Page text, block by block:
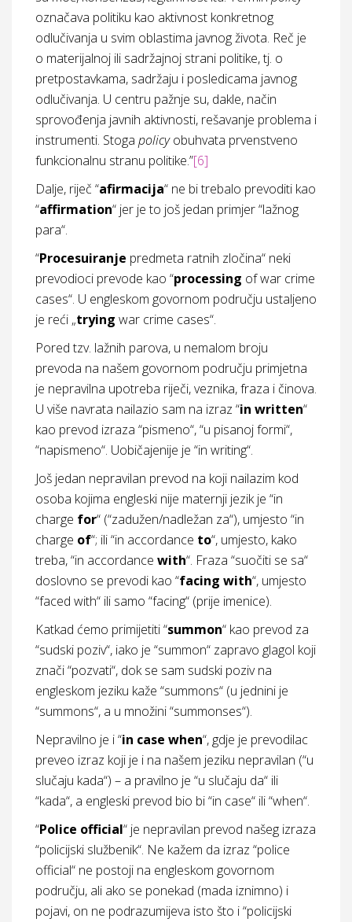
označava politiku kao aktivnost konkretnog
odlučivanja u svim oblastima javnog života. Reč je
o materijalnoj ili sadržajnoj strani politike, tj. o
pretpostavkama, sadržaju i posledicama javnog
odlučivanja. U centru pažnje su, dakle, način
sprovođenja javnih aktivnosti, rešavanje problema i
instrumenti. Stoga policyobuhvata prvenstveno
funkcionalnu stranu politike.”[6]
Dalje, riječ “afirmacija“ ne bi trebalo prevoditi kao
“affirmation“ jer je to još jedan primjer “lažnog
para“.
“Procesuiranje predmeta ratnih zločina“ neki
prevodioci prevode kao “processing of war crime
cases“. U engleskom govornom području ustaljeno
je reći „trying war crime cases“.
Pored tzv. lažnih parova, u nemalom broju
prevoda na našem govornom području primjetna
je nepravilna upotreba riječi, veznika, fraza i činova.
U više navrata nailazio sam na izraz “in written“
kao prevod izraza “pismeno“, “u pisanoj formi“,
“napismeno“. Uobičajenije je “in writing“.
Još jedan nepravilan prevod na koji nailazim kod
osoba kojima engleski nije maternji jezik je “in
charge for“ (“zadužen/nadležan za“), umjesto “in
charge of“; ili “in accordance to“, umjesto, kako
treba, “in accordance with“. Fraza “suočiti se sa“
doslovno se prevodi kao “facing with“, umjesto
“faced with“ ili samo “facing“ (prije imenice).
Katkad ćemo primijetiti “summon“ kao prevod za
“sudski poziv“, iako je “summon“ zapravo glagol koji
znači “pozvati“, dok se sam sudski poziv na
engleskom jeziku kaže “summons“ (u jednini je
“summons“, a u množini “summonses“).
Nepravilno je i “in case when“, gdje je prevodilac
preveo izraz koji je i na našem jeziku nepravilan (“u
slučaju kada“) – a pravilno je “u slučaju da“ ili
“kada“, a engleski prevod bio bi “in case“ ili “when“.
“Police official“ je nepravilan prevod našeg izraza
“policijski službenik“. Ne kažem da izraz “police
official“ ne postoji na engleskom govornom
području, ali ako se ponekad (mada iznimno) i
pojavi, on ne podrazumijeva isto što i “policijski